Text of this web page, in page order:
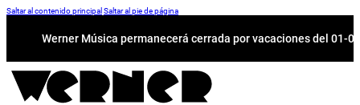
Saltar al contenido principal Saltar al pie de página
Werner Música permanecerá cerrada por vacaciones del 01-